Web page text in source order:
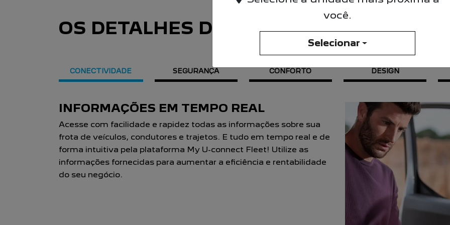
OS DETALHES DO NOVO PEUGEOT
CONECTIVIDADE SEGURANÇA CONFORTO DESIGN
INFORMAÇÕES EM TEMPO REAL
Acesse com facilidade e rapidez todas as informações sobre sua
frota de veículos, condutores e trajetos. E tudo em tempo real e de
forma intuitiva pela plataforma My U-connect Fleet! Utilize as
informações fornecidas para aumentar a eficiência e rentabilidade
do seu negócio.
você.
Selecionar